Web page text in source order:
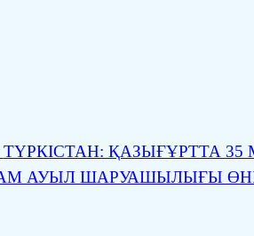
ТҮРКІСТАН: ҚАЗЫҒҰРТТА 35
АУЫЛ ШАРУАШЫЛЫҒЫ